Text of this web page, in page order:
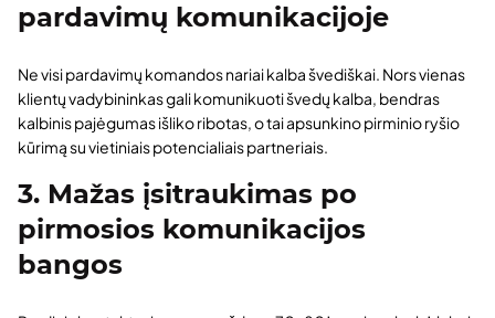
pardavimų komunikacijoje
Ne visi pardavimų komandos nariai kalba švediškai. Nors vienas
klientų vadybininkas gali komunikuoti švedų kalba, bendras
kalbinis pajėgumas išliko ribotas, o tai apsunkino pirminio ryšio
kūrimą su vietiniais potencialiais partneriais.
3. Mažas įsitraukimas po
pirmosios komunikacijos
bangos